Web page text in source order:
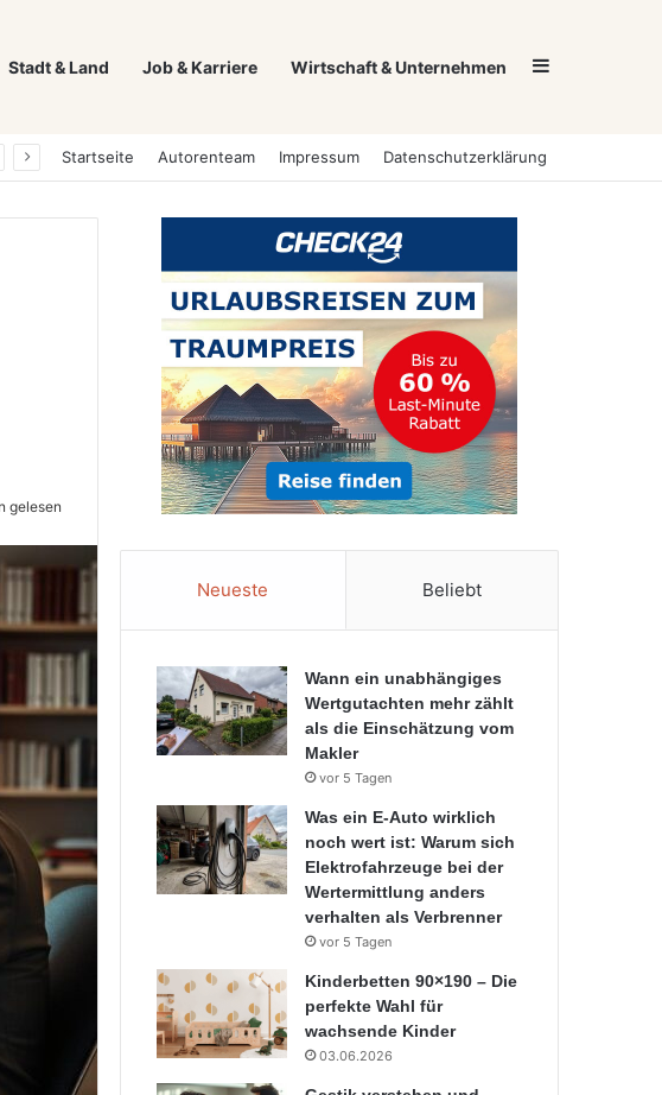
Stadt & Land Job & Karriere Wirtschaft & Unternehmen Sidebar
Startseite Autorenteam Impressum Datenschutzerklärung
gelesen
Neueste Beliebt
Wann ein unabhängiges
Wertgutachten mehr zählt
als die Einschätzung vom
Makler
vor 5 Tagen
Was ein E-Auto wirklich
noch wert ist: Warum sich
Elektrofahrzeuge bei der
Wertermittlung anders
verhalten als Verbrenner
vor 5 Tagen
Kinderbetten 90×190 – Die
perfekte Wahl für
wachsende Kinder
03.06.2026